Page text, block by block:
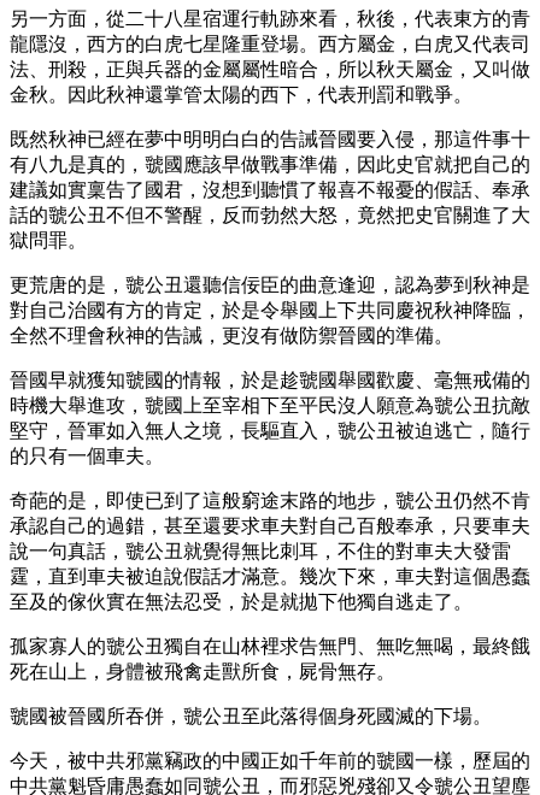
另一方面，從二十八星宿運行軌跡來看，秋後，代表東方的青
龍隱沒，西方的白虎七星隆重登場。西方屬金，白虎又代表司
法、刑殺，正與兵器的金屬屬性暗合，所以秋天屬金，又叫做
金秋。因此秋神還掌管太陽的西下，代表刑罰和戰爭。
既然秋神已經在夢中明明白白的告誡晉國要入侵，那這件事十
有八九是真的，虢國應該早做戰事準備，因此史官就把自己的
建議如實稟告了國君，沒想到聽慣了報喜不報憂的假話、奉承
話的虢公丑不但不警醒，反而勃然大怒，竟然把史官關進了大
獄問罪。
更荒唐的是，虢公丑還聽信佞臣的曲意逢迎，認為夢到秋神是
對自己治國有方的肯定，於是令舉國上下共同慶祝秋神降臨，
全然不理會秋神的告誡，更沒有做防禦晉國的準備。
晉國早就獲知虢國的情報，於是趁虢國舉國歡慶、毫無戒備的
時機大舉進攻，虢國上至宰相下至平民沒人願意為虢公丑抗敵
堅守，晉軍如入無人之境，長驅直入，虢公丑被迫逃亡，隨行
的只有一個車夫。
奇葩的是，即使已到了這般窮途末路的地步，虢公丑仍然不肯
承認自己的過錯，甚至還要求車夫對自己百般奉承，只要車夫
說一句真話，虢公丑就覺得無比刺耳，不住的對車夫大發雷
霆，直到車夫被迫說假話才滿意。幾次下來，車夫對這個愚蠢
至及的傢伙實在無法忍受，於是就拋下他獨自逃走了。
孤家寡人的虢公丑獨自在山林裡求告無門、無吃無喝，最終餓
死在山上，身體被飛禽走獸所食，屍骨無存。
虢國被晉國所吞併，虢公丑至此落得個身死國滅的下場。
今天，被中共邪黨竊政的中國正如千年前的虢國一樣，歷屆的
中共黨魁昏庸愚蠢如同虢公丑，而邪惡兇殘卻又令虢公丑望塵